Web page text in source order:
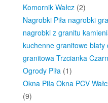
Komornik Wałcz (2)
Nagrobki Piła nagrobki
nagrobki z granitu
kuchenne granitowe blaty
granitowa Trzcianka
Ogrody Piła (1)
Okna Piła Okna PCV
(9)